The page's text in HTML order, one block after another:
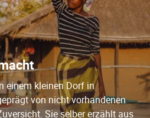
einem kleinen Dorf in
von nicht vorhandenen
Sie selber erzählt aus